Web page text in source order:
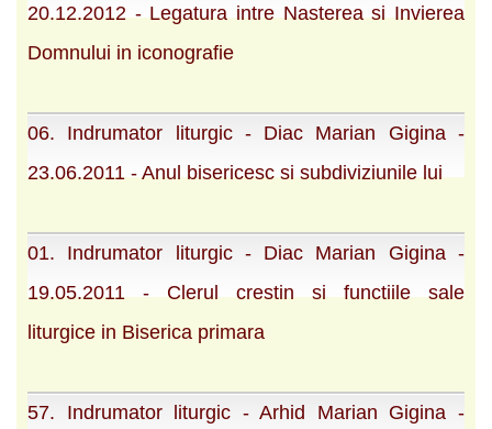
20.12.2012 - Legatura intre Nasterea si Invierea
Domnului in iconografie
06. Indrumator liturgic - Diac Marian Gigina -
23.06.2011 - Anul bisericesc si subdiviziunile lui
01. Indrumator liturgic - Diac Marian Gigina -
19.05.2011 - Clerul crestin si functiile sale
liturgice in Biserica primara
57. Indrumator liturgic - Arhid Marian Gigina -